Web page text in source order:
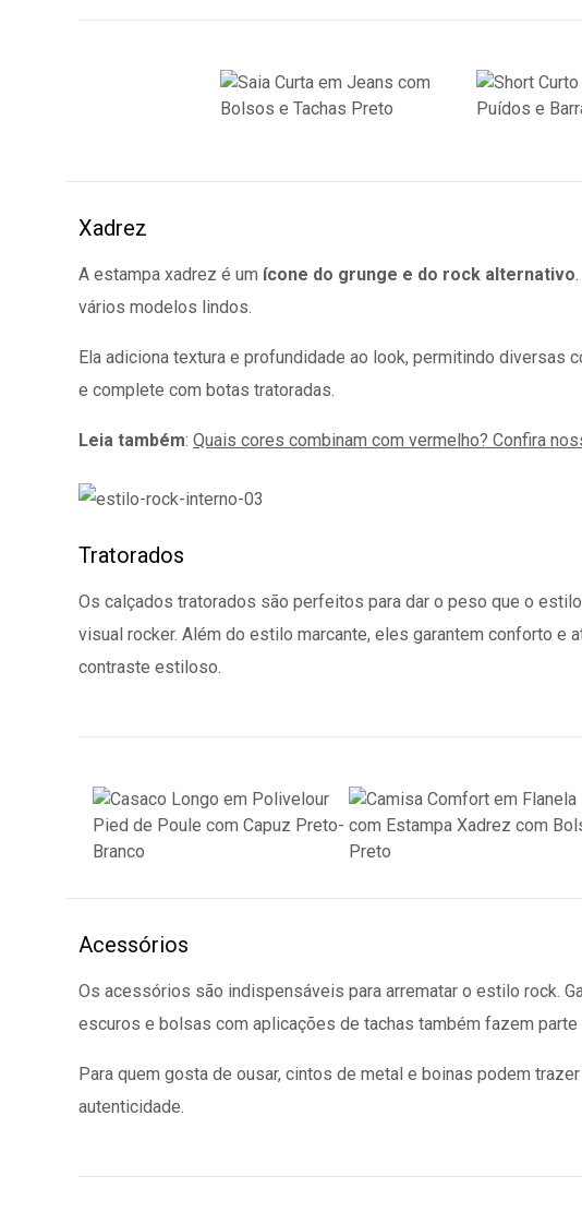
Xadrez
A estampa xadrez é um ícone do grunge e do rock alternativo
vários modelos lindos.
Ela adiciona textura e profundidade ao look, permitindo diversas
e complete com botas tratoradas.
Leia também: Quais cores combinam com vermelho? Confira
Tratorados
Os calçados tratorados são perfeitos para dar o peso que o
visual rocker. Além do estilo marcante, eles garantem conforto e
contraste estiloso.
Acessórios
Os acessórios são indispensáveis para arrematar o estilo rock.
escuros e bolsas com aplicações de tachas também fazem parte
Para quem gosta de ousar, cintos de metal e boinas podem
autenticidade.